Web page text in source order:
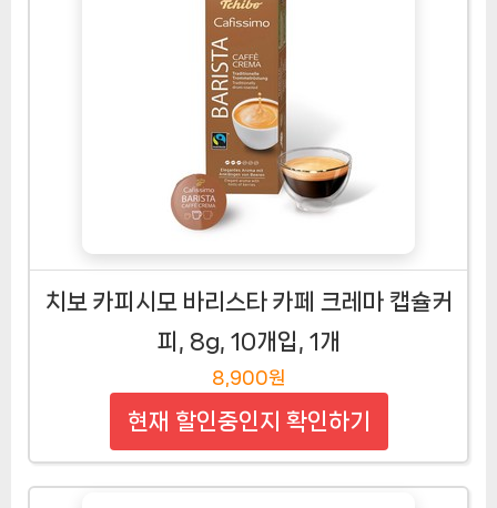
치보 카피시모 바리스타 카페 크레마 캡슐커
피, 8g, 10개입, 1개
8,900원
현재 할인중인지 확인하기